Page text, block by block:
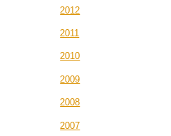
2012
2011
2010
2009
2008
2007